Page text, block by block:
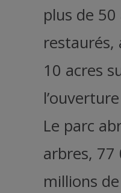
plus de 50
restaurés,
10 acres
Le parc
arbres,
millions